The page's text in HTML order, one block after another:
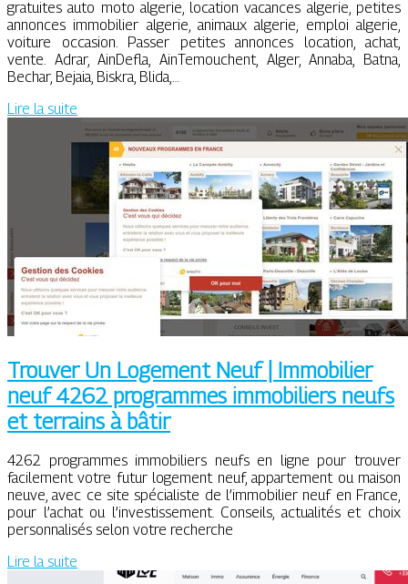
gratuites auto moto algerie, location vacances algerie, petites
annonces immobilier algerie, animaux algerie, emploi algerie,
voiture occasion. Passer petites annonces location, achat,
vente. Adrar, AinDefla, AinTemouchent, Alger, Annaba, Batna,
Bechar, Bejaia, Biskra, Blida,…
Lire la suite
Trouver Un Logement Neuf | Immobilier
neuf 4262 programmes immobiliers neufs
et terrains à bâtir
4262 programmes immobiliers neufs en ligne pour trouver
facilement votre futur logement neuf, appartement ou maison
neuve, avec ce site spécialiste de l’immobilier neuf en France,
pour l’achat ou l’investissement. Conseils, actualités et choix
personnalisés selon votre recherche
Lire la suite